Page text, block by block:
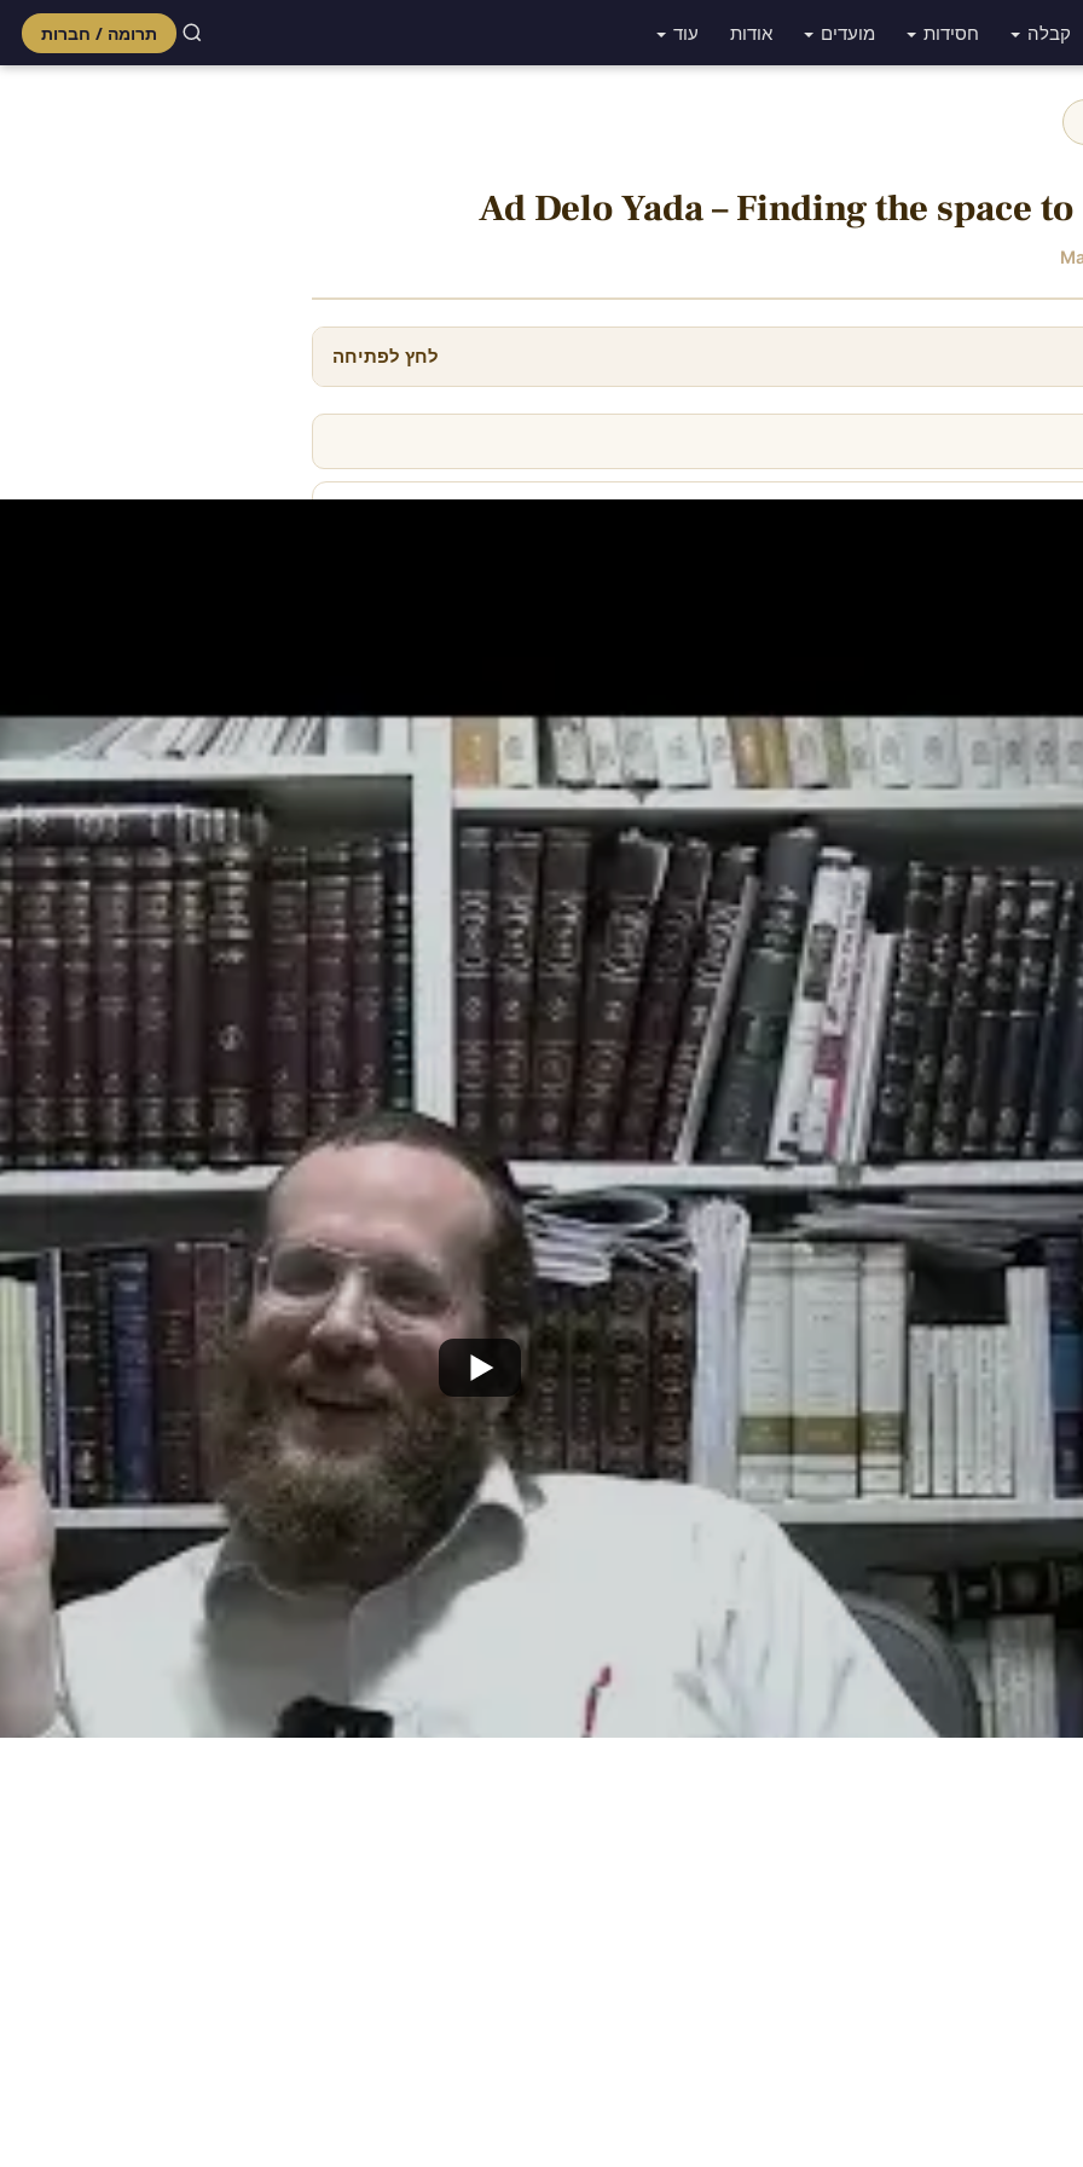
קבלה חסידות מועדים אודות עוד תרומה / חברות
Ad Delo Yada – Finding the space
לחץ לפתיחה
תרומה
תמכו בהמשך הפצת שיעורים ותכנים
Donate
מצא אותנו בעוד מקומות
צור קשר
© 2026 וּכְשֵׁם שֶׁאֲנִי